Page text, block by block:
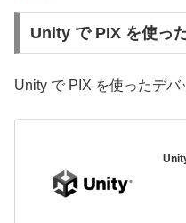
Unity で PIX を使っ
Unity で PIX を使ったデ